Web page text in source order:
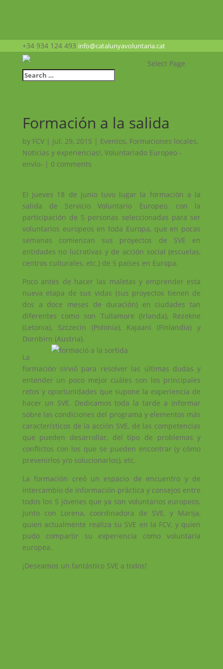
+34 934 124 493 info@catalunyavoluntaria.cat
Select Page
Formación a la salida
by FCV| jul. 29, 2015 | Eventos, Formaciones locales,
Noticias y experiencias!, Voluntariado Europeo -
envío- | 0 comments
El jueves 18 de junio tuvo lugar la formación a la
salida de Servicio Voluntario Europeo, con la
participación de 5 personas seleccionadas para ser
voluntarios europeos en toda Europa, que en pocas
semanas comienzan sus proyectos de SVE en
entidades no lucrativas y de acción social (escuelas,
centros culturales, etc.) de 5 países en Europa.
Poco antes de hacer las maletas y emprender esta
nueva etapa de sus vidas (sus proyectos tienen de
dos a doce meses de duración) en ciudades tan
diferentes como son Tullamore (Irlanda), Rezekne
(Letonia), Szczecin (Polonia), Kajaani (Finlandia) y
Dornbirn (Austria).
La
formación sirvió para resolver las últimas dudas y
entender un poco mejor cuáles son los principales
retos y oportunidades que supone la experiencia de
hacer un SVE. Dedicamos toda la tarde a informar
sobre las condiciones del programa y elementos más
característicos de la acción SVE, de las competencias
que pueden desarrollar, del tipo de problemas y
conflictos con los que se pueden encontrar (y cómo
prevenirlos y/o solucionarlos), etc.
La formación creó un espacio de encuentro y de
intercambio de información práctica y consejos entre
todos los 5 jóvenes que ya son voluntarios europeos,
junto con Lorena, coordinadora de SVE, y Marija,
quien actualmente realiza su SVE en la FCV, y quien
pudo compartir su experiencia como voluntaria
europea.
¡Deseamos un fantástico SVE a todos!